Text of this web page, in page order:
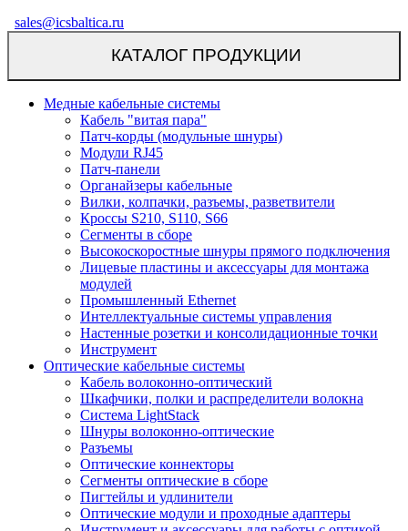
sales@icsbaltica.ru
КАТАЛОГ ПРОДУКЦИИ
Медные кабельные системы
Кабель "витая пара"
Патч-корды (модульные шнуры)
Модули RJ45
Патч-панели
Органайзеры кабельные
Вилки, колпачки, разъемы, разветвители
Кроссы S210, S110, S66
Сегменты в сборе
Высокоскоростные шнуры прямого подключения
Лицевые пластины и аксессуары для монтажа
модулей
Промышленный Ethernet
Интеллектуальные системы управления
Настенные розетки и консолидационные точки
Инструмент
Оптические кабельные системы
Кабель волоконно-оптический
Шкафчики, полки и распределители волокна
Система LightStack
Шнуры волоконно-оптические
Разъемы
Оптические коннекторы
Сегменты оптические в сборе
Пигтейлы и удлинители
Оптические модули и проходные адаптеры